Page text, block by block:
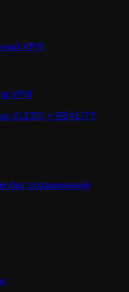
VPN
VPN
VLESS + REALITY
без ограничений